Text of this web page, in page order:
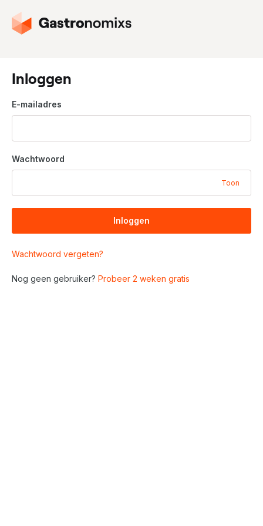
G
a
a
r
d
e
o
m
e
a
g
n
a
Inloggen
E-mailadres
Wachtwoord
Toon
Inloggen
Wachtwoord vergeten?
Nog geen gebruiker? Probeer 2 weken gratis